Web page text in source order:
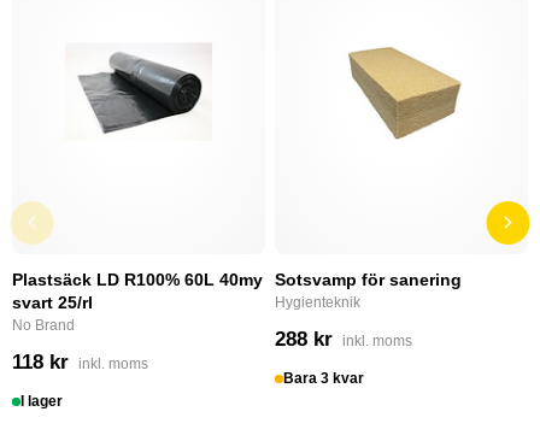
Plastsäck LD R100% 60L 40my
svart 25/rl
No Brand
118 kr inkl. moms
I lager
Sotsvamp för sanering
Hygienteknik
288 kr inkl. moms
Bara 3 kvar